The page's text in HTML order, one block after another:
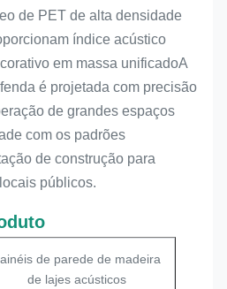
de PET de alta densidade
índice acústico
em massa unificadoA
é projetada com precisão
de grandes espaços
com os padrões
de construção para
públicos.
de parede de madeira
de lajes acústicos